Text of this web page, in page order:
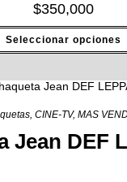
$350,000
Seleccionar opciones
, CINE-TV, MAS
Jean DEF